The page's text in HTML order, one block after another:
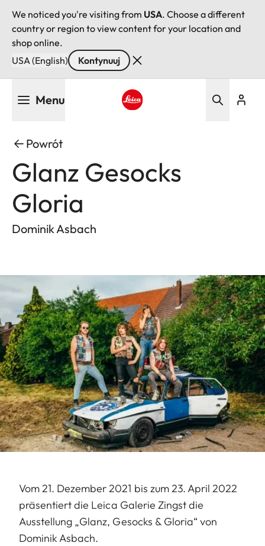
We noticed you're visiting from USA. Choose a different
country or region to view content for your location and
shop online.
USA (English)
Kontynuuj
Menu
Powrót
Glanz Gesocks
Gloria
Dominik Asbach
Vom 21. Dezember 2021 bis zum 23. April 2022
präsentiert die Leica Galerie Zingst die
Ausstellung „Glanz, Gesocks & Gloria“ von
Dominik Asbach.